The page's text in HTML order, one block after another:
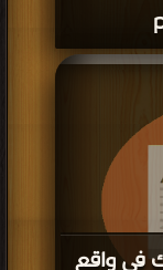
في واقع